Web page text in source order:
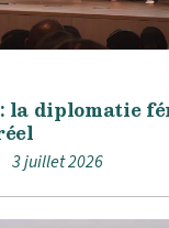
la diplomatie
3 juillet 2026